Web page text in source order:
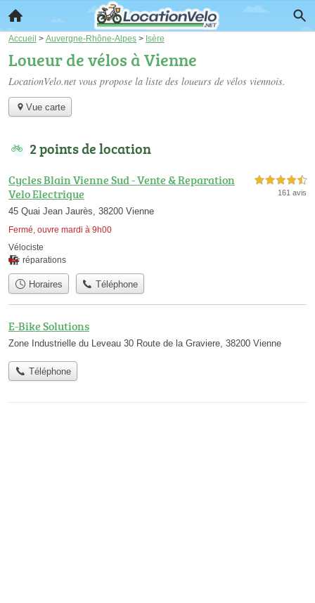
Accueil > Auvergne-Rhône-Alpes > Isère
Loueur de vélos à Vienne
LocationVelo.net vous propose la liste des loueurs de vélos viennois.
Vue carte
2 points de location
Cycles Blain Vienne Sud - Vente & Reparation
Velo Electrique
45 Quai Jean Jaurès, 38200 Vienne
Fermé, ouvre mardi à 9h00
4,5 étoiles sur 5
161 avis
Vélociste
réparations
Horaires Téléphone
E-Bike Solutions
Zone Industrielle du Leveau 30 Route de la Graviere, 38200 Vienne
Téléphone